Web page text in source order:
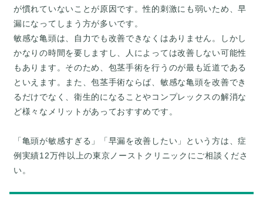
が慣れていないことが原因です。性的刺激にも弱いため、早
漏になってしまう方が多いです。
敏感な亀頭は、自力でも改善できなくはありません。しかし
かなりの時間を要しますし、人によっては改善しない可能性
もあります。そのため、包茎手術を行うのが最も近道である
といえます。また、包茎手術ならば、敏感な亀頭を改善でき
るだけでなく、衛生的になることやコンプレックスの解消な
ど様々なメリットがあっておすすめです。
「亀頭が敏感すぎる」「早漏を改善したい」という方は、症
例実績12万件以上の東京ノーストクリニックにご相談くださ
い。